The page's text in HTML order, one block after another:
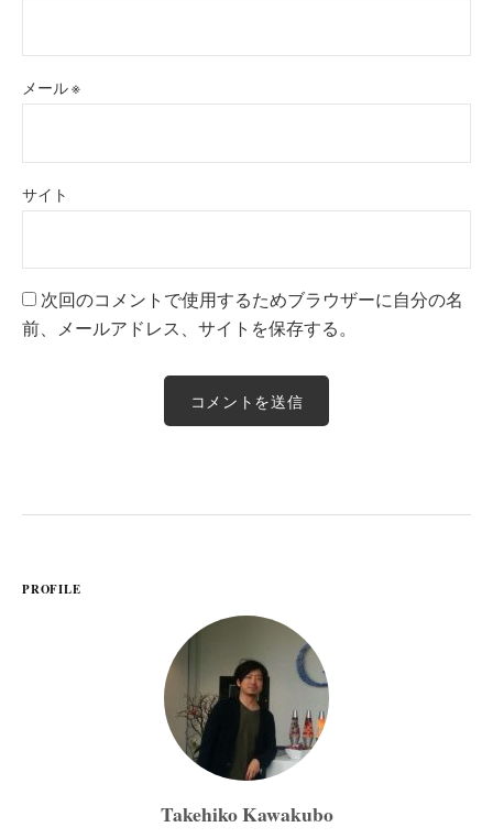
メール※
サイト
次回のコメントで使用するためブラウザーに自分の名
前、メールアドレス、サイトを保存する。
PROFILE
Takehiko Kawakubo